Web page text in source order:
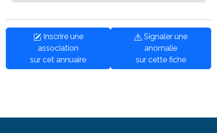
Inscrire une
association
sur cet annuaire
Signaler une
anomalie
sur cette fiche